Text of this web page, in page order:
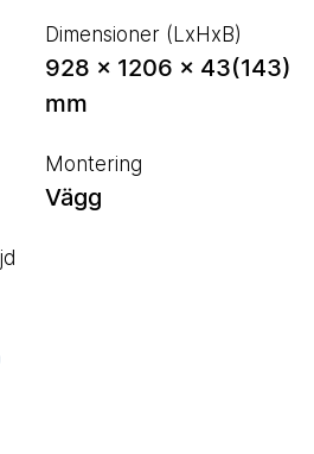
Dimensioner (LxHxB)
928 x 1206 x 43(143)
mm
Montering
Vägg